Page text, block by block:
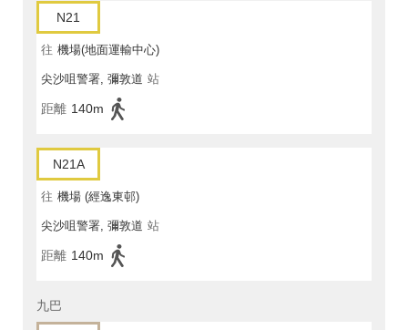
N21
往 機場(地面運輸中心)
尖沙咀警署, 彌敦道 站
距離 140m
N21A
往 機場 (經逸東邨)
尖沙咀警署, 彌敦道 站
距離 140m
九巴